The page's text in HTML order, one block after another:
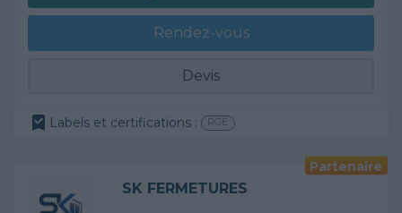
Rendez-vous
Devis
Labels et certifications : RGE
Partenaire
SK FERMETURES